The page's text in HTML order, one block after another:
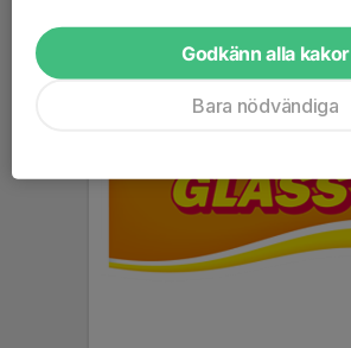
Godkänn alla kakor
Bara nödvändiga